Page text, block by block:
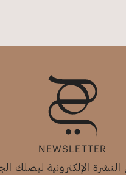
NEWSLETTER
النشرة الإلكترونية ليصلك